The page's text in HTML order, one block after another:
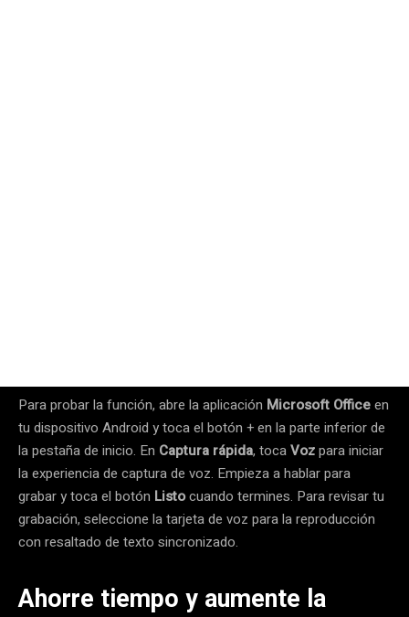
Para probar la función, abre la aplicación Microsoft Officeen
tu dispositivo Android y toca el botón + en la parte inferior de
la pestaña de inicio. En Captura rápida, tocaVozpara iniciar
la experiencia de captura de voz. Empieza a hablar para
grabar y toca el botón Listocuando termines. Para revisar tu
grabación, seleccione la tarjeta de voz para la reproducción
con resaltado de texto sincronizado.
Ahorre tiempo y aumente la